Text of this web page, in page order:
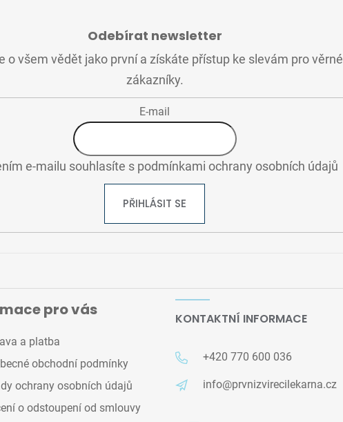
Odebírat newsletter
o všem vědět jako první a získáte přístup ke slevám pro věrné
zákazníky.
E-mail
e-mailu souhlasíte s podmínkami ochrany osobních údajů
PŘIHLÁSIT SE
pro vás
a platba
obchodní podmínky
ochrany osobních údajů
o odstoupení od smlouvy
KONTAKTNÍ INFORMACE
+420 770 600 036
info@prvnizvirecilekarna.cz